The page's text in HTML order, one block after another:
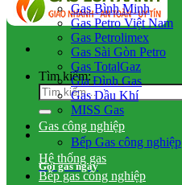
Tìm kiếm:
Gọi gas ngay
Gas Bình Minh
Gas Petro Việt Nam
Gas Petrolimex
Gas Sài Gòn Petro
Gas TotalGaz
Gia Đình Gas
Gas Dầu Khí
MISS Gas
Gas công nghiệp
Bếp Gas công nghiệp
Hệ thống gas
Bếp gas công nghiệp